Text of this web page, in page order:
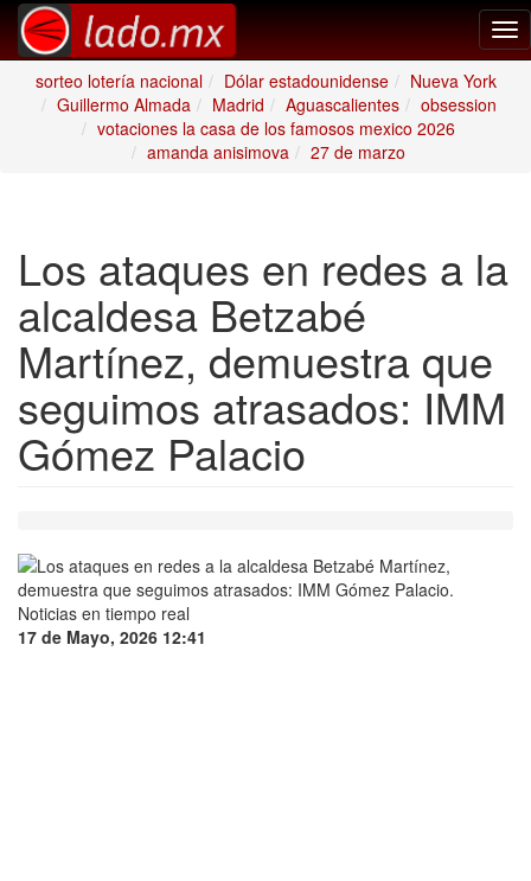
sorteo lotería nacional
Dólar estadounidense
Nueva York
Guillermo Almada
Madrid Aguascalientes
obsession
votaciones la casa de los famosos mexico 2026
amanda anisimova
27 de marzo
Los ataques en redes a la
alcaldesa Betzabé
Martínez, demuestra que
seguimos atrasados: IMM
Gómez Palacio
17 de Mayo, 2026 12:41